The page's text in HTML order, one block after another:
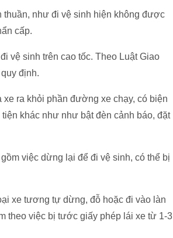
như đi vệ sinh hiện không được
cấp.
vệ sinh trên cao tốc. Theo Luật Giao
định.
ra khỏi phần đường xe chạy, có biện
khác như như bật đèn cảnh báo, đặt
việc dừng lại để đi vệ sinh, có thể bị
xe tương tự dừng, đỗ hoặc đi vào làn
theo việc bị tước giấy phép lái xe từ 1-3